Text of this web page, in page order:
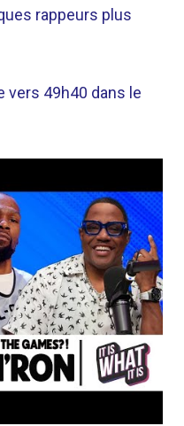
rappeurs plus
vers 49h40 dans le